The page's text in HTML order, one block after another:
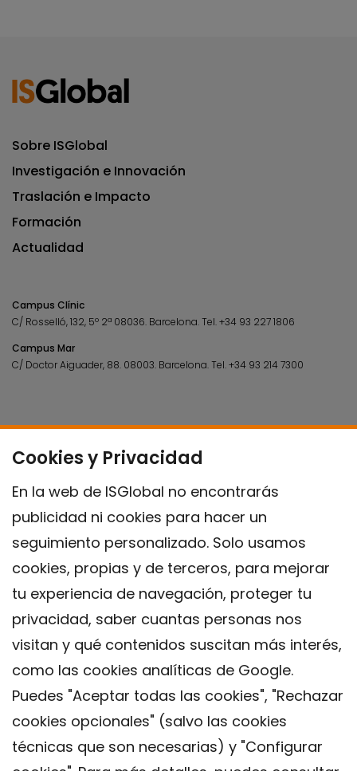
Cookies y Privacidad
En la web de ISGlobal no encontrarás
publicidad ni cookies para hacer un
seguimiento personalizado. Solo usamos
cookies, propias y de terceros, para mejorar
tu experiencia de navegación, proteger tu
privacidad, saber cuantas personas nos
visitan y qué contenidos suscitan más interés,
como las cookies analíticas de Google.
Puedes "Aceptar todas las cookies", "Rechazar
cookies opcionales" (salvo las cookies
técnicas que son necesarias) y "Configurar
Sobre ISGlobal
Investigación e Innovación
Traslación e Impacto
Formación
Actualidad
Campus Clínic
C/ Rosselló, 132, 5º 2ª 08036. Barcelona.Tel.+34 93 227 1806
Campus Mar
C/ Doctor Aiguader, 88. 08003. Barcelona.Tel.+34 93 214 7300
Contacto